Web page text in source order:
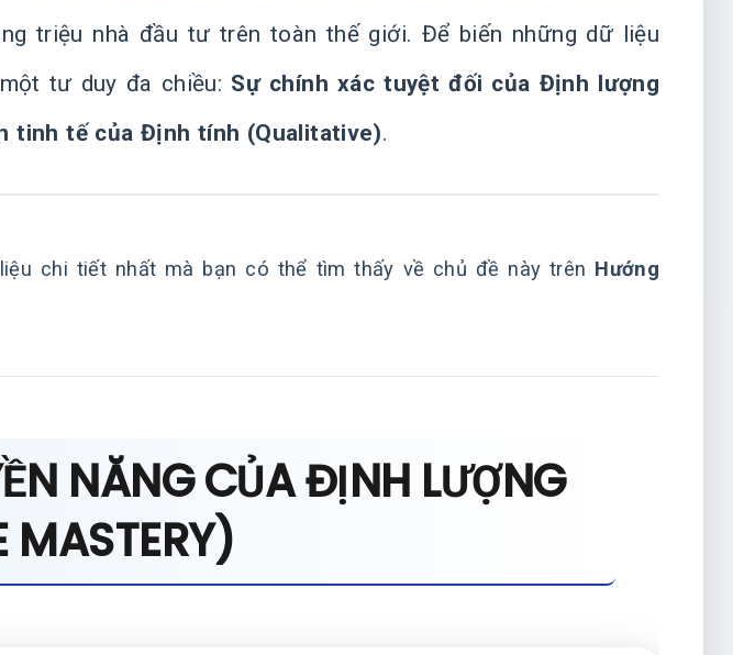
triệu nhà đầu tư trên toàn thế giới. Để biến những dữ liệu
tư duy đa chiều: Sự chính xác tuyệt đối của Định lượng
tinh tế của Định tính (Qualitative).
chi tiết nhất mà bạn có thể tìm thấy về chủ đề này trên Hướng
NĂNG CỦA ĐỊNH LƯỢNG
MASTERY)